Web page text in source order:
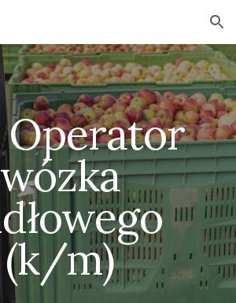
Skip to navigation
Operator
wózka
(k/m)